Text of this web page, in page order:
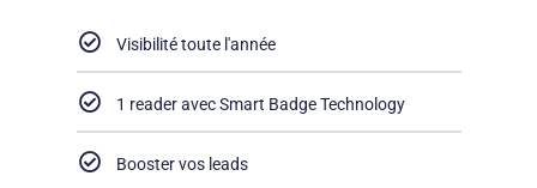
Visibilité toute l'année
1 reader avec Smart Badge Technology
Booster vos leads